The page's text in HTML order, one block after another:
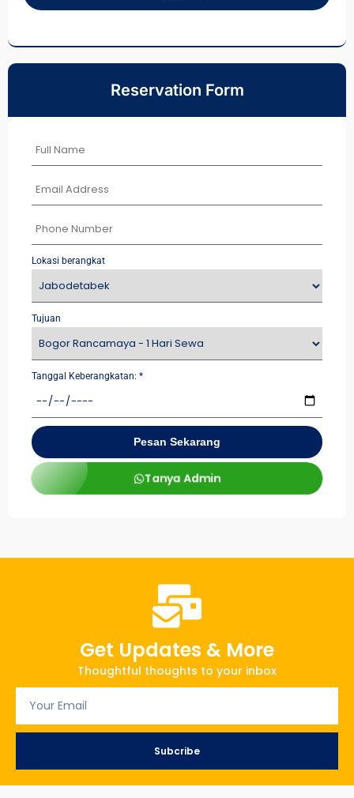
Reservation Form
Lokasi berangkat
Tujuan
Tanggal Keberangkatan: *
Pesan Sekarang
Tanya Admin
Get Updates & More
Thoughtful thoughts to your inbox
Subcribe